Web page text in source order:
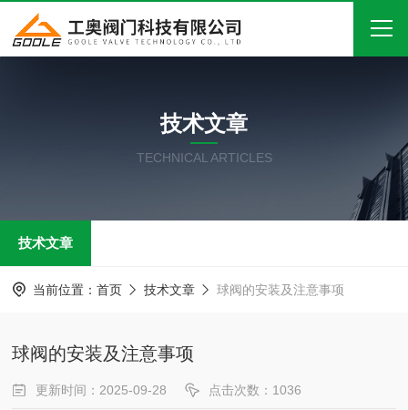
关于我们
产品中心
在线留言
技术文章
TECHNICAL ARTICLES
技术文章
当前位置： 首页 技术文章 球阀的安装及注意事项
球阀的安装及注意事项
更新时间：2025-09-28 点击次数：1036